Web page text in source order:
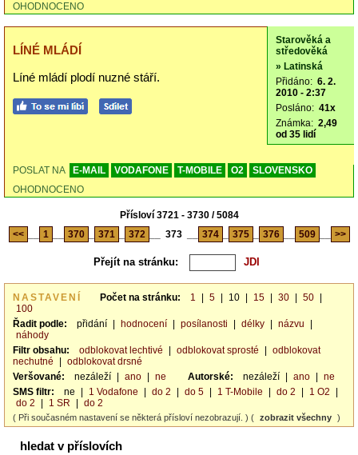
OHODNOCENO
LÍNÉ MLÁDÍ
Líné mládí plodí nuzné stáří.
Starověká a
středověká
» Latinská
Přidáno: 6. 2.
2010 - 2:37
Posláno: 41x
Známka: 2,49
od 35 lidí
POSLAT NA E-MAIL VODAFONE T-MOBILE O2
SLOVENSKO
OHODNOCENO
Přísloví 3721 - 3730 / 5084
<<
1 370 371 372 373 374 375 376 509 >>
Přejít na stránku:
NASTAVENÍ Počet na stránku: 1 5 10 15 30 50
100
Řadit podle:
přidání hodnocení posílanosti délky názvu
náhody
Filtr obsahu:
odblokovat lechtivé odblokovat sprosté
odblokovat
nechutné
odblokovat drsné
Veršované:
nezáleží ano ne Autorské: nezáleží ano
ne
SMS filtr:
ne 1 Vodafone do 2 do 5 1 T-Mobile do 2 1 O2
do 2
1 SR do 2
( Při současném nastavení se některá přísloví nezobrazují. ) ( zobrazit všechny )
hledat v příslovích